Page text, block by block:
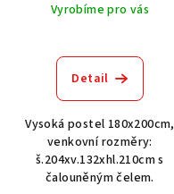
Vyrobíme pro vás
Detail
Vysoká postel 180x200cm,
venkovní rozměry:
š.204xv.132xhl.210cm s
čalouněným čelem.